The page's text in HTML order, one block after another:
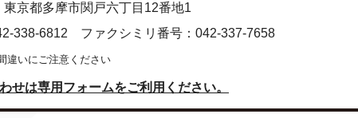
京都多摩市関戸六丁目12番地1
338-6812 ファクシミリ番号：042-337-7658
違いにご注意ください
せは専用フォームをご利用ください。